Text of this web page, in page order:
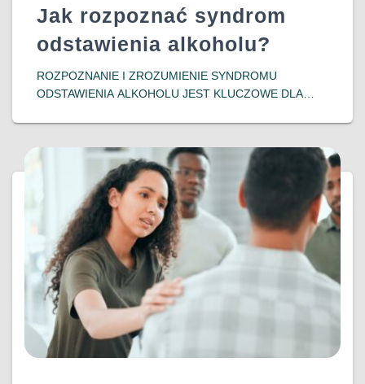
Jak rozpoznać syndrom
odstawienia alkoholu?
ROZPOZNANIE I ZROZUMIENIE SYNDROMU
ODSTAWIENIA ALKOHOLU JEST KLUCZOWE DLA
ODPOWIEDNIE WSPARCIE MOGĄ ZNACZĄCO
POPRAWIĆ ROKOWANIA I JAKOŚĆ ŻYCIA
PACJENTÓW, POMAGAJĄC IM W POWROCIE DO
DOWIEDZ SIĘ WIĘCEJ…